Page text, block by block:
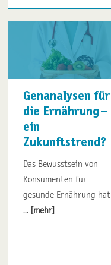
Genanalysen für
die Ernährung –
ein
Zukunftstrend?
Das Bewusstsein von
Konsumenten für
gesunde Ernährung hat
... [mehr]